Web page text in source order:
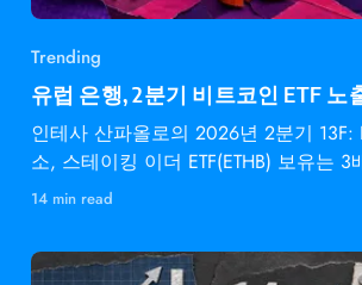
Trending
유럽 은행, 2분기 비트코인 ETF 노
인테사 산파올로의 2026년 2분기 13F:
소, 스테이킹 이더 ETF(ETHB) 보유는 3
14 min read